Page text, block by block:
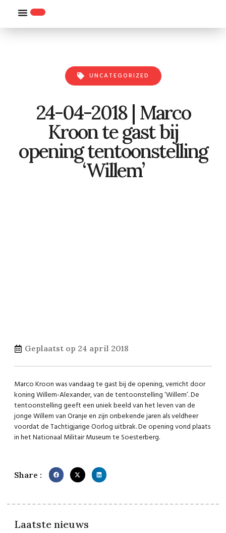
UNCATEGORIZED
24-04-2018 | Marco
Kroon te gast bij
opening tentoonstelling
‘Willem’
Geplaatst op 24 april 2018
Marco Kroon was vandaag te gast bij de opening, verricht door
koning Willem-Alexander, van de tentoonstelling ‘Willem’. De
tentoonstelling geeft een uniek beeld van het leven van de
jonge Willem van Oranje en zijn onbekende jaren als veldheer
voordat de Tachtigjarige Oorlog uitbrak. De opening vond plaats
in het Nationaal Militair Museum te Soesterberg.
Share :
Laatste nieuws